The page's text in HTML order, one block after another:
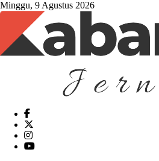
Minggu, 9 Agustus 2026